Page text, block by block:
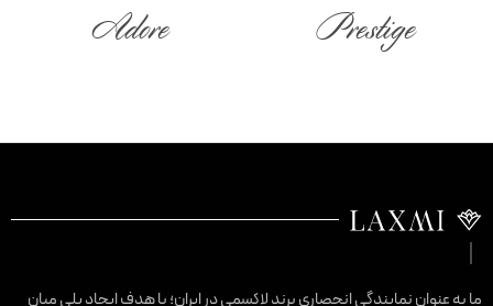
Prestige
Adore
ما به عنوان نمایندگی انحصاری برند لاکسمی در ایران؛ با هدف ایجاد پلی میان